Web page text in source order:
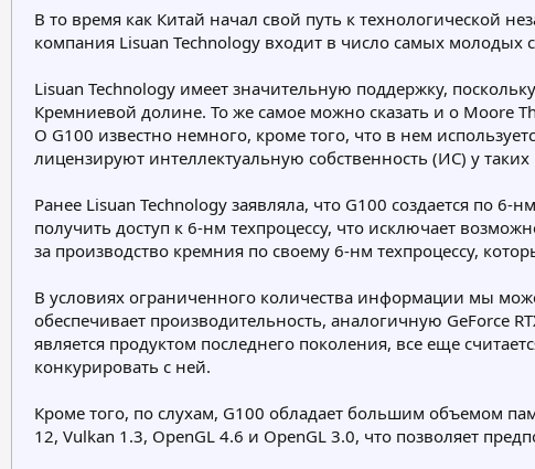
а
В то время как Китай начал свой путь к технологической
компания Lisuan Technology входит в число самых молодых
Lisuan Technology имеет значительную поддержку,
Кремниевой долине. То же самое можно сказать и о Moore
О G100 известно немного, кроме того, что в нем
лицензируют интеллектуальную собственность (ИС) у таких
Ранее Lisuan Technology заявляла, что G100 создается по
получить доступ к 6-нм техпроцессу, что исключает
за производство кремния по своему 6-нм техпроцессу,
В условиях ограниченного количества информации мы
обеспечивает производительность, аналогичную GeForce
является продуктом последнего поколения, все еще
конкурировать с ней.
Кроме того, по слухам, G100 обладает большим объемом
12, Vulkan 1.3, OpenGL 4.6 и OpenGL 3.0, что позволяет